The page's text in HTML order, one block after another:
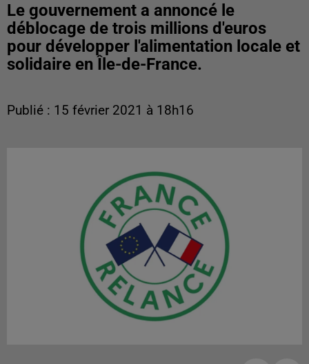
Le gouvernement a annoncé le
déblocage de trois millions d'euros
pour développer l'alimentation locale et
solidaire en Île-de-France.
Publié : 15 février 2021 à 18h16